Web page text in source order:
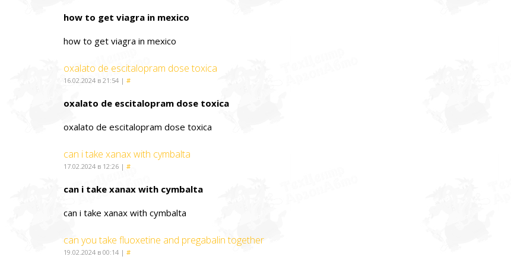
how to get viagra in mexico
how to get viagra in mexico
oxalato de escitalopram dose toxica
16.02.2024 в 21:54 | #
oxalato de escitalopram dose toxica
oxalato de escitalopram dose toxica
can i take xanax with cymbalta
17.02.2024 в 12:26 | #
can i take xanax with cymbalta
can i take xanax with cymbalta
can you take fluoxetine and pregabalin together
19.02.2024 в 00:14 | #